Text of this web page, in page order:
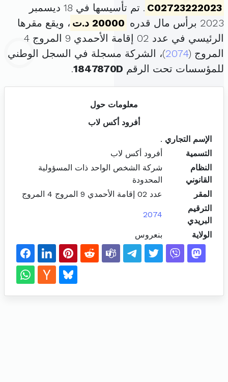
C02723222023
. تم تأسيسها في 18 ديسمبر
2023 برأس مال قدره
20000 د.ت
، ويقع مقرها
الرئيسي في عدد 02 إقامة الأحمدي 9 المروج 4
المروج (2074)، الشركة مسجلة في السجل الوطني
للمؤسسات تحت الرقم 1847870D
.
معلومات حول
أفرود أكس لاب
الإسم التجاري .
التسمية
أفرود أكس لاب
النظام
القانوني
شركة الشخص الواحد ذات المسؤولية
المحدودة
المقر
عدد 02 إقامة الأحمدي 9 المروج 4 المروج
الترقيم
البريدي
2074
الولاية بنعروس